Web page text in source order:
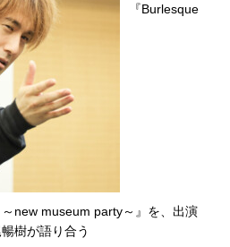
『Burlesque
new museum party～』を、出演
樹が語り合う